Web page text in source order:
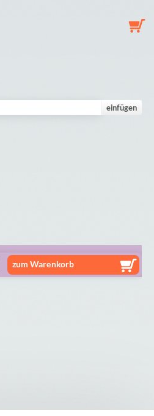
einfügen
zum Warenkorb